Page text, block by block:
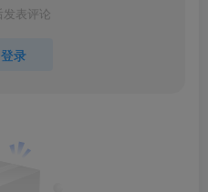
表评论
登录